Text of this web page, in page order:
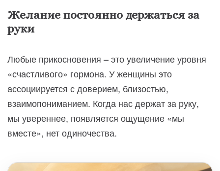
Желание постоянно держаться за
руки
Любые прикосновения – это увеличение уровня
«счастливого» гормона. У женщины это
ассоциируется с доверием, близостью,
взаимопониманием. Когда нас держат за руку,
мы увереннее, появляется ощущение «мы
вместе», нет одиночества.